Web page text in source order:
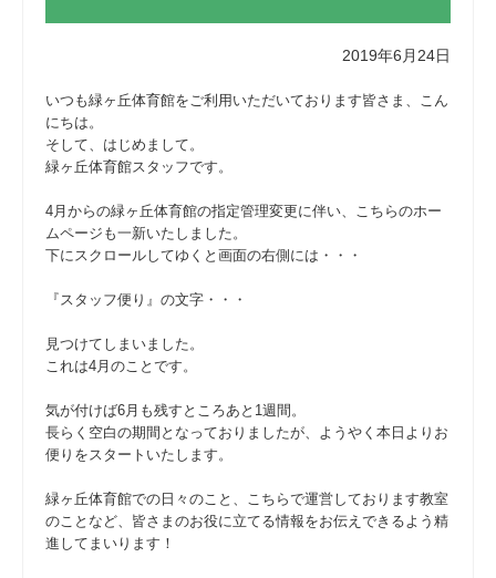
2019年6月24日
いつも緑ヶ丘体育館をご利用いただいております皆さま、こん
にちは。
そして、はじめまして。
緑ヶ丘体育館スタッフです。
4月からの緑ヶ丘体育館の指定管理変更に伴い、こちらのホー
ムページも一新いたしました。
下にスクロールしてゆくと画面の右側には・・・
『スタッフ便り』の文字・・・
見つけてしまいました。
これは4月のことです。
気が付けば6月も残すところあと1週間。
長らく空白の期間となっておりましたが、ようやく本日よりお
便りをスタートいたします。
緑ヶ丘体育館での日々のこと、こちらで運営しております教室
のことなど、皆さまのお役に立てる情報をお伝えできるよう精
進してまいります！